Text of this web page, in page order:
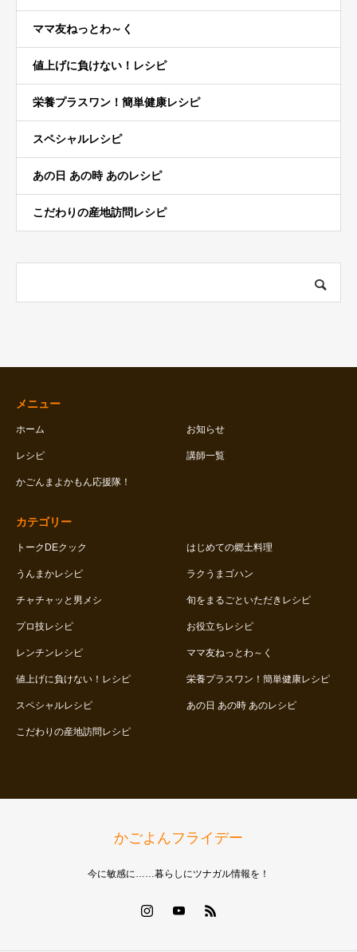
ママ友ねっとわ～く
値上げに負けない！レシピ
栄養プラスワン！簡単健康レシピ
スペシャルレシピ
あの日 あの時 あのレシピ
こだわりの産地訪問レシピ
メニュー
ホーム お知らせ
レシピ 講師一覧
かごんまよかもん応援隊！
カテゴリー
トークDEクック はじめての郷土料理
うんまかレシピ ラクうまゴハン
チャチャッと男メシ 旬をまるごといただきレシピ
プロ技レシピ お役立ちレシピ
レンチンレシピ ママ友ねっとわ～く
値上げに負けない！レシピ 栄養プラスワン！簡単健康レシピ
スペシャルレシピ あの日 あの時 あのレシピ
こだわりの産地訪問レシピ
かごよんフライデー
今に敏感に……暮らしにツナガル情報を！